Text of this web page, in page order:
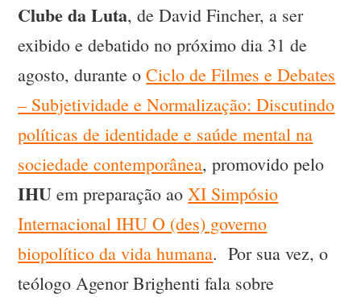
Clube da Luta, de David Fincher, a ser
exibido e debatido no próximo dia 31 de
agosto, durante oCiclo de Filmes e Debates
– Subjetividade e Normalização: Discutindo
políticas de identidade e saúde mental na
sociedade contemporânea, promovido pelo
IHU em preparação aoXI Simpósio
Internacional IHU O (des) governo
biopolítico da vida humana. Por sua vez, o
teólogo Agenor Brighenti fala sobre